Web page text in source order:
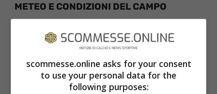
METEO E CONDIZIONI DEL CAMPO
Le condizioni meteo diWest Ham – Fulham
si preannunciano buone: 16 gradi, cielo
nuvoloso, condizioni del campo buone.
scommesse.online asks for your consent
to use your personal data for the
following purposes: